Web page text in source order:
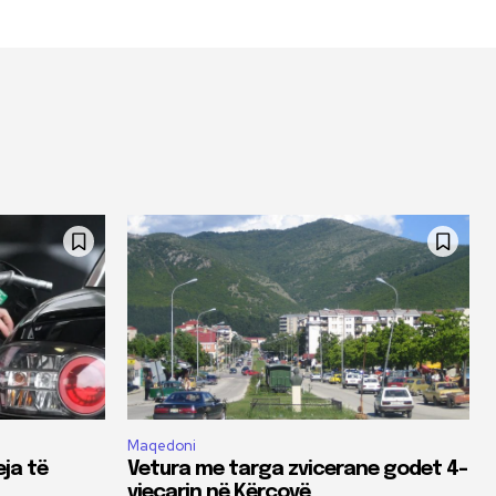
të
Maqedoni
Vetura me targa zvicerane godet 4-